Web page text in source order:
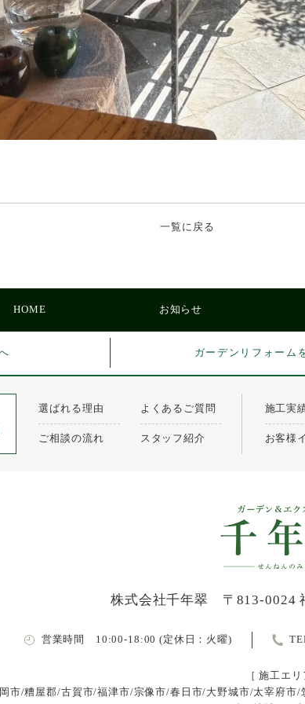
一覧に戻る
HOME お知らせ
ガーデンリフォーム
選ばれる理由 よくあるご質問
ご相談の流れ スタッフ紹介
施工実
お客様
株式会社千年翠 〒813-0024
営業時間 10:00-18:00 (定休日：火曜)
［ 施工エリ
市/糟屋郡/古賀市/福津市/宗像市/春日市/大野城市/太宰府